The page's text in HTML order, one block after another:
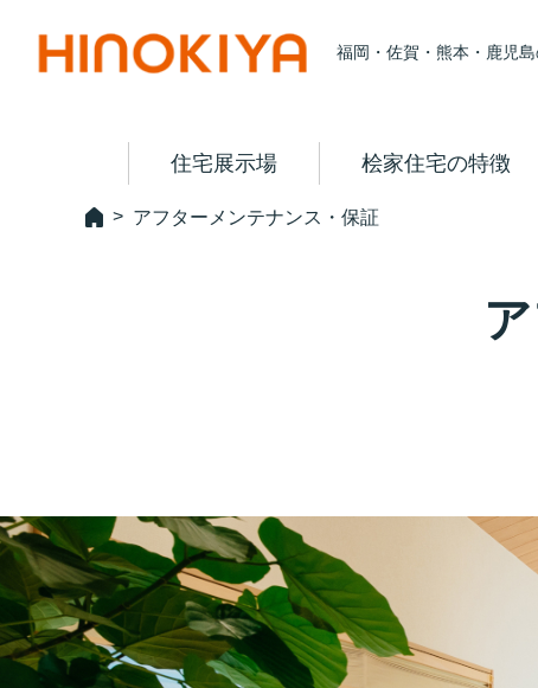
福岡・佐賀・熊本・鹿児
住宅展示場 桧家住宅の特徴
アフターメンテナンス・保証